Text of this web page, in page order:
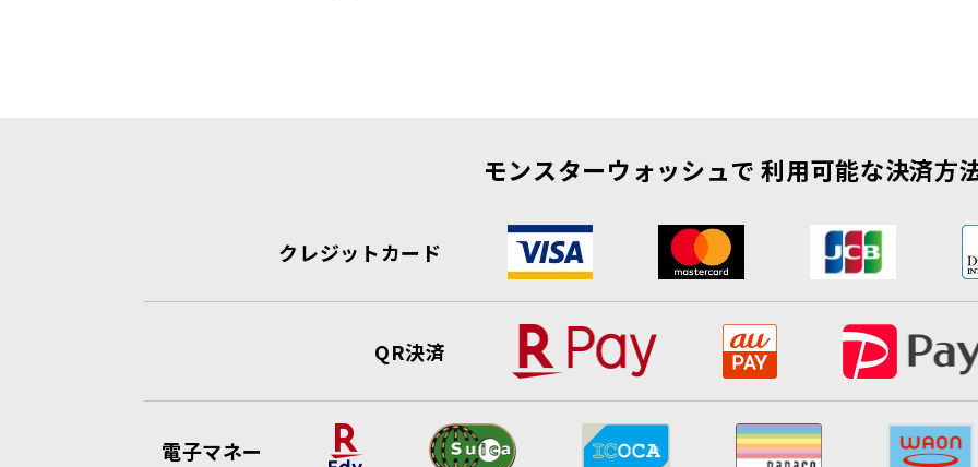
モンスターウォッシュで 利用可能な決済方
クレジットカード
QR決済
電子マネー